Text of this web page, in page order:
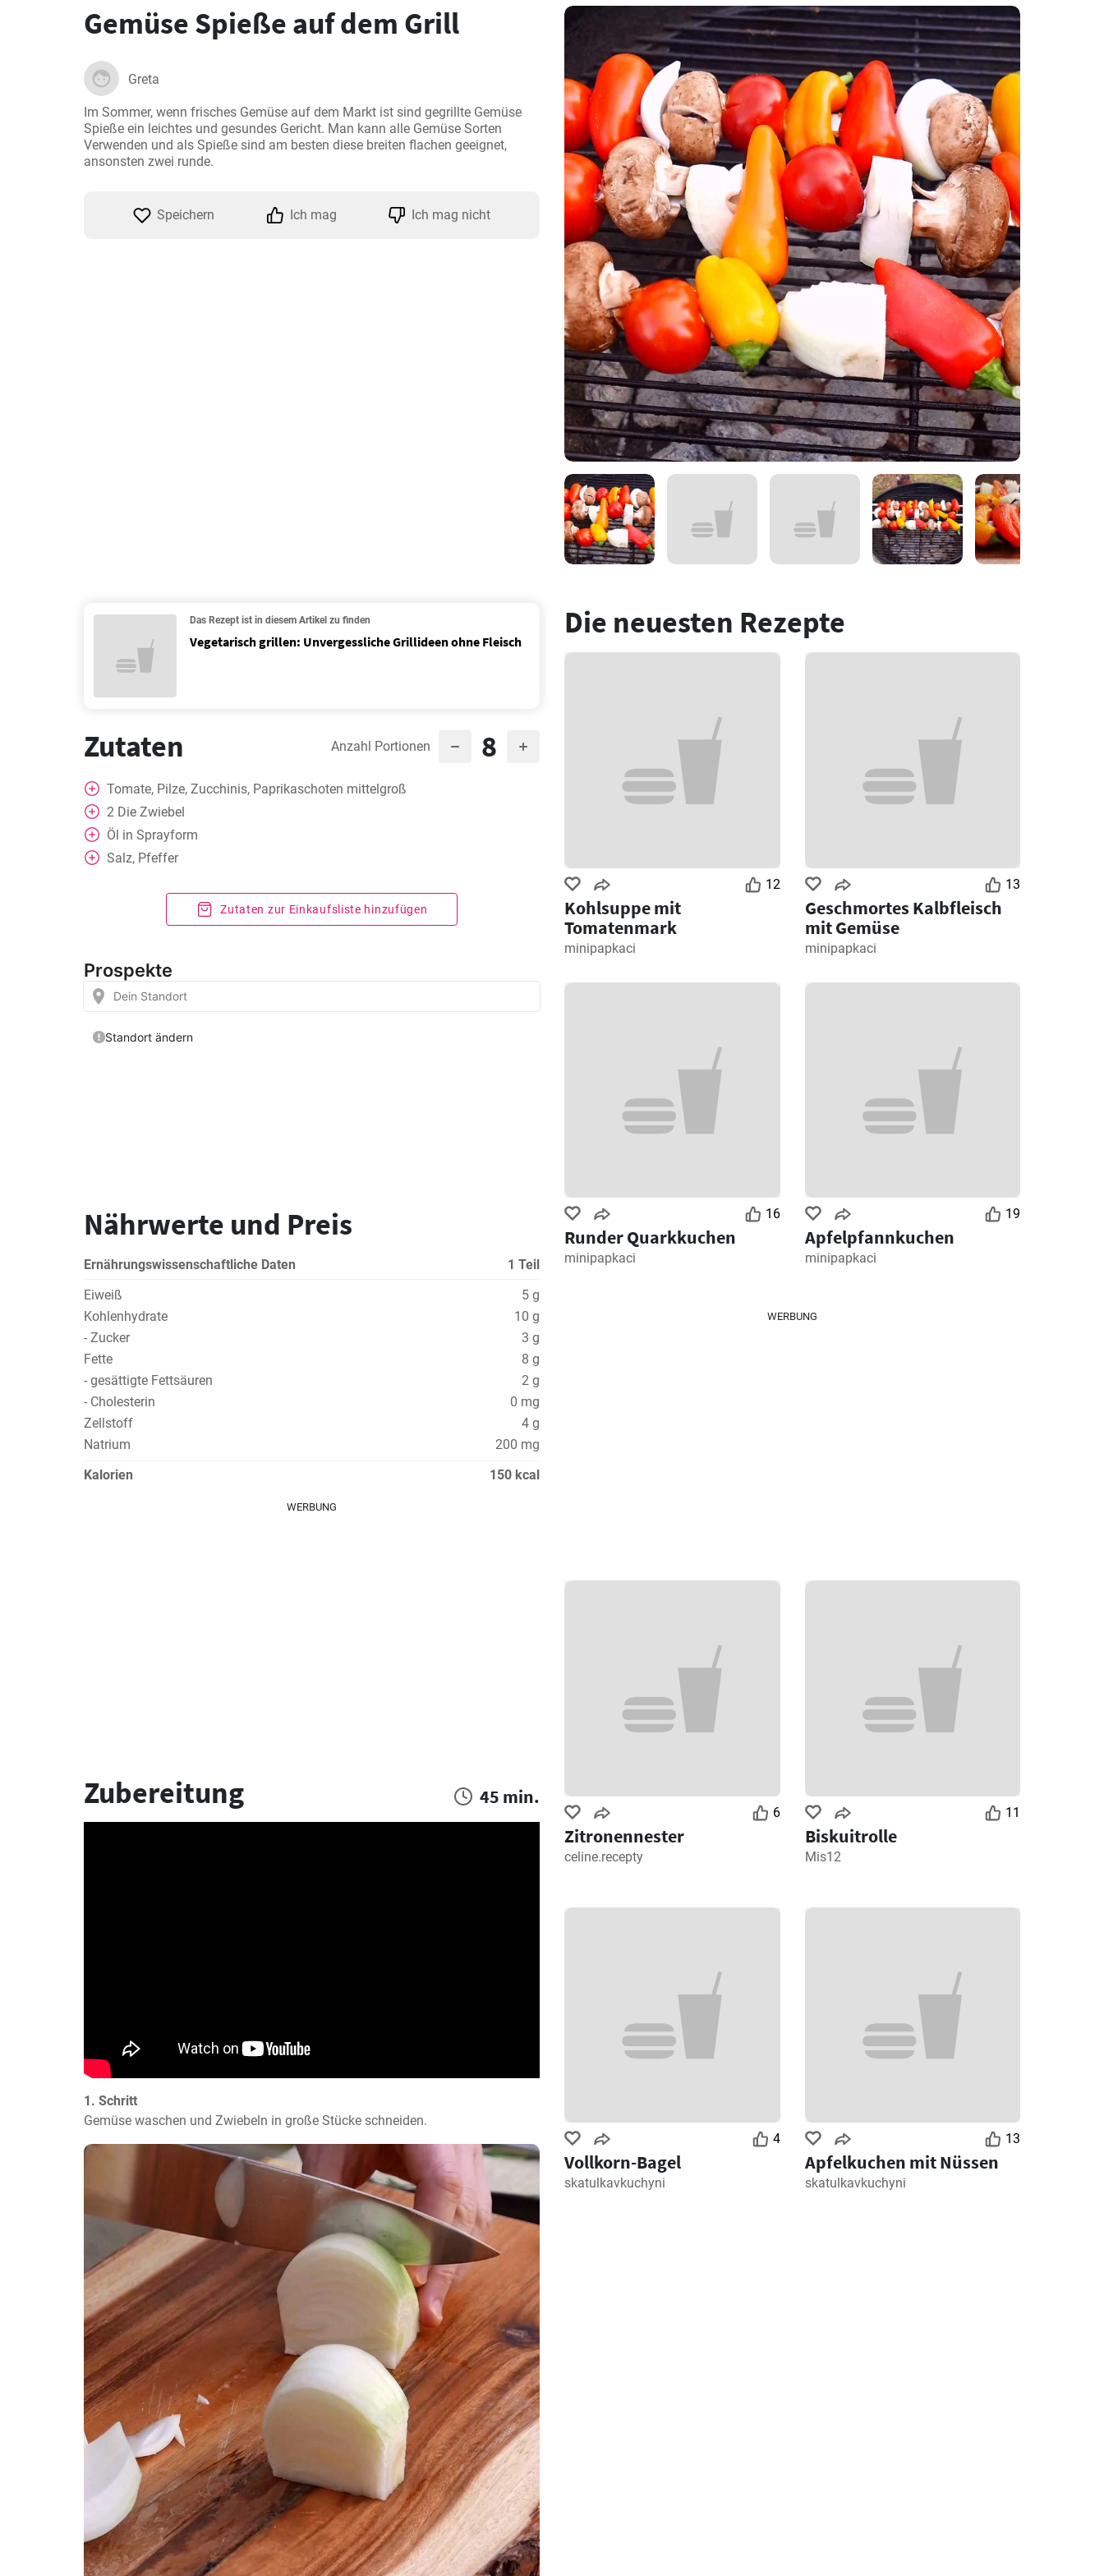
Gemüse Spieße auf dem Grill
Greta
Im Sommer, wenn frisches Gemüse auf dem Markt ist sind gegrillte Gemüse
Spieße ein leichtes und gesundes Gericht. Man kann alle Gemüse Sorten
Verwenden und als Spieße sind am besten diese breiten flachen geeignet,
ansonsten zwei runde.
Speichern Ich mag Ich mag nicht
Das Rezept ist in diesem Artikel zu finden
Vegetarisch grillen: Unvergessliche Grillideen ohne Fleisch
Zutaten Anzahl Portionen 8
Tomate, Pilze, Zucchinis, Paprikaschoten mittelgroß
2 Die Zwiebel
Öl in Sprayform
Salz, Pfeffer
Zutaten zur Einkaufsliste hinzufügen
Nährwerte und Preis
Ernährungswissenschaftliche Daten
1 Teil
Eiweiß
5 g
Kohlenhydrate
10 g
- Zucker
3 g
Fette
8 g
- gesättigte Fettsäuren
2 g
- Cholesterin
0 mg
Zellstoff
4 g
Natrium
200 mg
Kalorien
150 kcal
WERBUNG
Zubereitung 45 min.
1. Schritt
Gemüse waschen und Zwiebeln in große Stücke schneiden.
Die neuesten Rezepte
12
Kohlsuppe mit
Tomatenmark
minipapkaci
13
Geschmortes Kalbfleisch
mit Gemüse
minipapkaci
16
Runder Quarkkuchen
minipapkaci
19
Apfelpfannkuchen
minipapkaci
WERBUNG
6
Zitronennester
celine.recepty
11
Biskuitrolle
Mis12
4
Vollkorn-Bagel
skatulkavkuchyni
13
Apfelkuchen mit Nüssen
skatulkavkuchyni